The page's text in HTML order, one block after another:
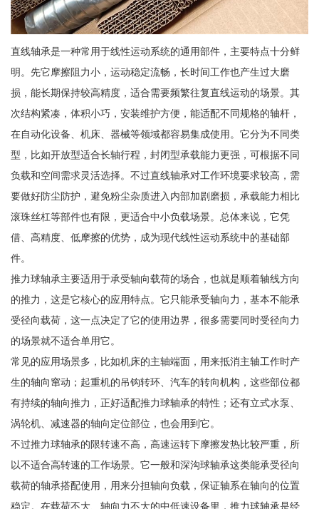
直线轴承是一种常用于线性运动系统的通用部件，主要特点十分鲜
明。先它摩擦阻力小，运动稳定流畅，长时间工作也产生过大磨
损，能长期保持较高精度，适合需要频繁往复直线运动的场景。其
次结构紧凑，体积小巧，安装维护方便，能适配不同规格的轴杆，
在自动化设备、机床、器械等领域都容易集成使用。它分为不同类
型，比如开放型适合长轴行程，封闭型承载能力更强，可根据不同
负载和空间需求灵活选择。不过直线轴承对工作环境要求较高，需
要做好防尘防护，避免粉尘杂质进入内部加剧磨损，承载能力相比
滚珠丝杠等部件也有限，更适合中小负载场景。总体来说，它凭
借、高精度、低摩擦的优势，成为现代线性运动系统中的基础部
件。
推力球轴承主要适用于承受轴向载荷的场合，也就是顺着轴线方向
的推力，这是它核心的应用特点。它只能承受轴向力，基本不能承
受径向载荷，这一点决定了它的使用边界，很多需要同时受径向力
的场景就不适合单用它。
常见的应用场景多，比如机床的主轴端面，用来抵消主轴工作时产
生的轴向窜动；起重机的吊钩转环、汽车的转向机构，这些部位都
有持续的轴向推力，正好适配推力球轴承的特性；还有立式水泵、
涡轮机、减速器的轴向定位部位，也会用到它。
不过推力球轴承的限转速不高，高速运转下摩擦发热比较严重，所
以不适合高转速的工作场景。它一般和深沟球轴承这类能承受径向
载荷的轴承搭配使用，用来分担轴向负载，保证轴系在轴向的位置
稳定。在载荷不大、轴向力不大的中低速设备里，推力球轴承是经